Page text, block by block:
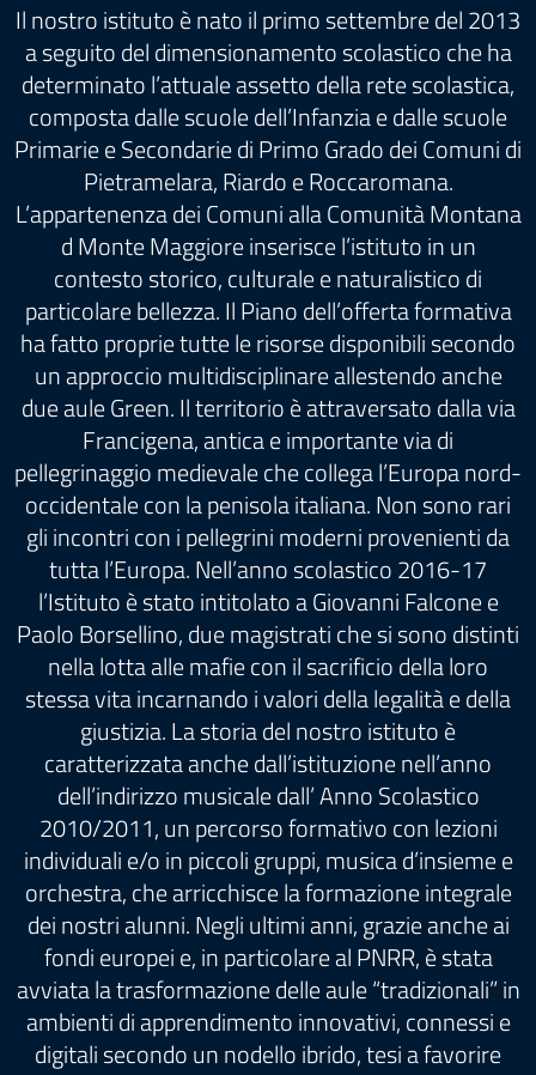
Il nostro istituto è nato il primo settembre del 2013
a seguito del dimensionamento scolastico che ha
determinato l’attuale assetto della rete scolastica,
composta dalle scuole dell’Infanzia e dalle scuole
Primarie e Secondarie di Primo Grado dei Comuni di
Pietramelara, Riardo e Roccaromana.
L’appartenenza dei Comuni alla Comunità Montana
d Monte Maggiore inserisce l’istituto in un
contesto storico, culturale e naturalistico di
particolare bellezza. Il Piano dell’offerta formativa
ha fatto proprie tutte le risorse disponibili secondo
un approccio multidisciplinare allestendo anche
due aule Green. Il territorio è attraversato dalla via
Francigena, antica e importante via di
pellegrinaggio medievale che collega l’Europa nord-
occidentale con la penisola italiana. Non sono rari
gli incontri con i pellegrini moderni provenienti da
tutta l’Europa. Nell’anno scolastico 2016-17
l’Istituto è stato intitolato a Giovanni Falcone e
Paolo Borsellino, due magistrati che si sono distinti
nella lotta alle mafie con il sacrificio della loro
stessa vita incarnando i valori della legalità e della
giustizia. La storia del nostro istituto è
caratterizzata anche dall’istituzione nell’anno
dell’indirizzo musicale dall’ Anno Scolastico
2010/2011, un percorso formativo con lezioni
individuali e/o in piccoli gruppi, musica d’insieme e
orchestra, che arricchisce la formazione integrale
dei nostri alunni. Negli ultimi anni, grazie anche ai
fondi europei e, in particolare al PNRR, è stata
avviata la trasformazione delle aule “tradizionali” in
ambienti di apprendimento innovativi, connessi e
digitali secondo un nodello ibrido, tesi a favorire